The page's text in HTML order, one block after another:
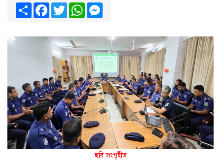
ShareFacebook
TwitterWhatsApp
ছবি সংগৃহীত